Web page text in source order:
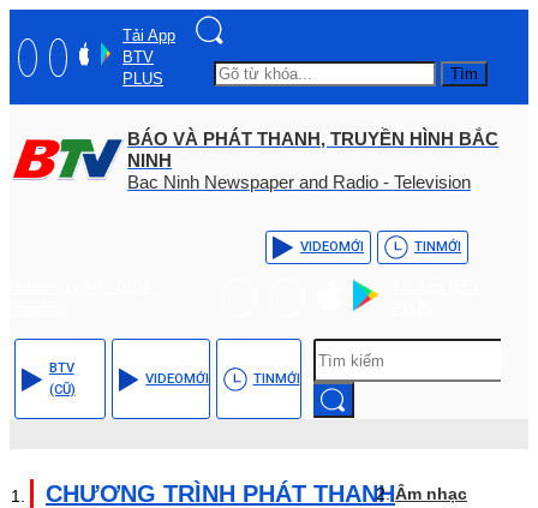
Tải App
BTV
PLUS
Tìm
BÁO VÀ PHÁT THANH, TRUYỀN HÌNH BẮC
NINH
Bac Ninh Newspaper and Radio - Television
VIDEOMỚI TINMỚI
BTV
(CŨ)
VIDEOMỚI TINMỚI
CHƯƠNG TRÌNH PHÁT THANHÂm nhạc